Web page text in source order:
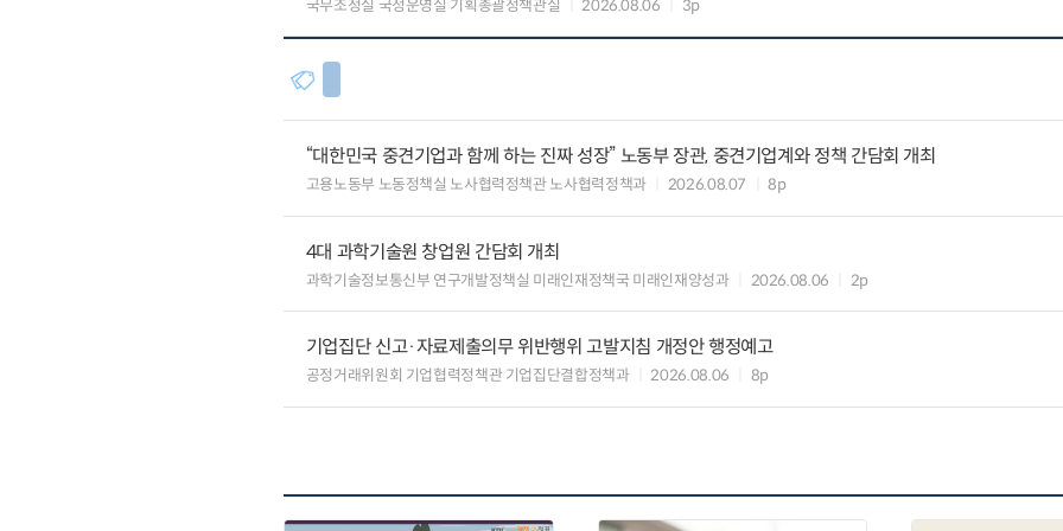
국무조정실 국정운영실 기획총괄정책관실 2026.08.06 3p
“대한민국 중견기업과 함께 하는 진짜 성장” 노동부 장관, 중견기업계와 정책 간담회 개최
고용노동부 노동정책실 노사협력정책관 노사협력정책과 2026.08.07 8p
4대 과학기술원 창업원 간담회 개최
과학기술정보통신부 연구개발정책실 미래인재정책국 미래인재양성과 2026.08.06 2p
기업집단 신고·자료제출의무 위반행위 고발지침 개정안 행정예고
공정거래위원회 기업협력정책관 기업집단결합정책과 2026.08.06 8p